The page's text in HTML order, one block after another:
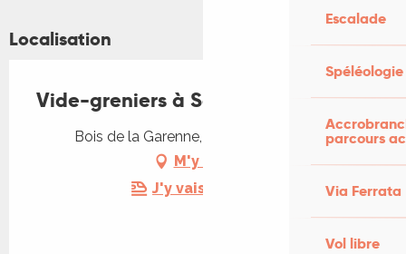
Escalade
Spéléologie
parcours
Via Ferrata
Vol libre
Localisation
Vide-greniers à Saint-Projet
Bois de la Garenne, 46300 Saint-Projet
M'y rendre
J'y vais en train !